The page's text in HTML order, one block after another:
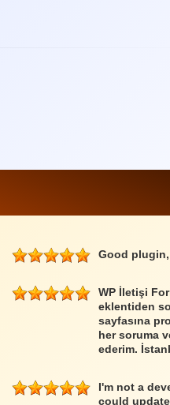
Good
WP İletişi
eklentiden
sayfasına
her soruma
ederim.
I'm not a
could